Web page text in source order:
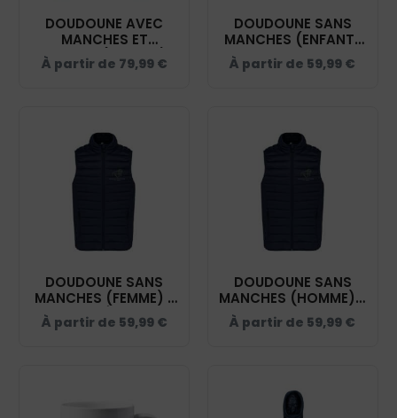
DOUDOUNE AVEC
MANCHES ET
CAPUCHE (HOMME) -
DOMAINE ÉQUESTRE
À partir de 79,99 €
DOUDOUNE SANS
MANCHES (ENFANT)
- DOMAINE ÉQUESTRE
GLARIS - NAVY -
À partir de 59,99 €
DOUDOUNE SANS
MANCHES (FEMME) -
DOMAINE ÉQUESTRE
GLARIS - NAVY -
À partir de 59,99 €
DOUDOUNE SANS
MANCHES (HOMME) -
DOMAINE ÉQUESTRE
GLARIS - NAVY -
À partir de 59,99 €